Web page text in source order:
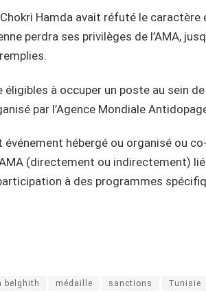
Hamda avait réfuté le caractère
perdra ses privilèges de l’AMA,
à occuper un poste au sein de
par l’Agence Mondiale
événement hébergé ou organisé ou
(directement ou indirectement)
à des programmes
belghith médaille sanctions Tunisie